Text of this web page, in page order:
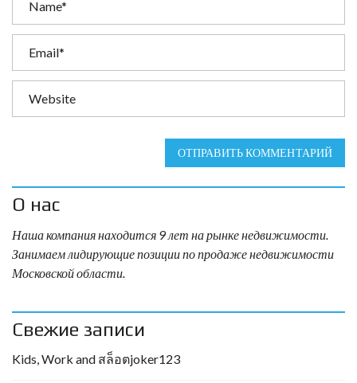
ОТПРАВИТЬ КОММЕНТАРИЙ
О нас
Наша компания находится 9 лет на рынке недвижимости.
Занимаем лидирующие позиции по продаже недвижимости
Московской области.
Свежие записи
Kids, Work and สล็อตjoker123